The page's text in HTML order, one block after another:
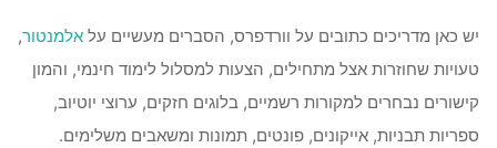
יש כאן מדריכים כתובים על וורדפרס, הסברים מעשיים על אלמנטור,
טעויות שחוזרות אצל מתחילים, הצעות למסלול לימוד חינמי, והמון
קישורים נבחרים למקורות רשמיים, בלוגים חזקים, ערוצי יוטיוב,
ספריות תבניות, אייקונים, פונטים, תמונות ומשאבים משלימים.